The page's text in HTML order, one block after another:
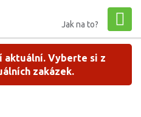
Jak na to?
aktuální. Vyberte si z
zakázek.